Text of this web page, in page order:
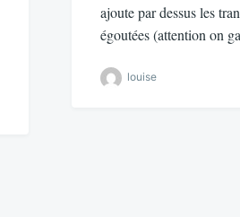
ajoute par dessus les
égoutées (attention on
louise